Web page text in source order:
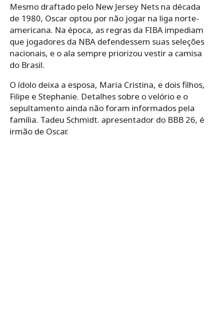
Mesmo draftado pelo New Jersey Nets na década
de 1980, Oscar optou por não jogar na liga norte-
americana. Na época, as regras da FIBA impediam
que jogadores da NBA defendessem suas seleções
nacionais, e o ala sempre priorizou vestir a camisa
do Brasil.
O ídolo deixa a esposa, Maria Cristina, e dois filhos,
Filipe e Stephanie. Detalhes sobre o velório e o
sepultamento ainda não foram informados pela
família. Tadeu Schmidt. apresentador do BBB 26, é
irmão de Oscar.